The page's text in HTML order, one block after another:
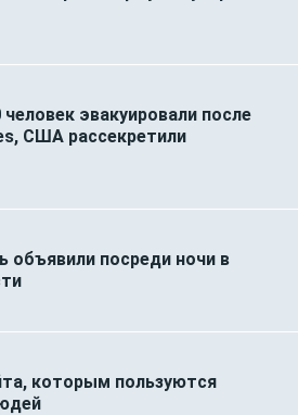
человек эвакуировали после
США рассекретили
объявили посреди ночи в
которым пользуются